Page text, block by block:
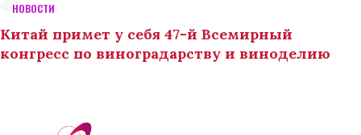
НОВОСТИ
Китай примет у себя 47-й Всемирный
конгресс по виноградарству и виноделию